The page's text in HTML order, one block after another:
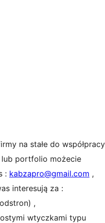
na stałe do współpracy
portfolio możecie
: kabzapro@gmail.com ,
interesują za :
,
wtyczkami typu